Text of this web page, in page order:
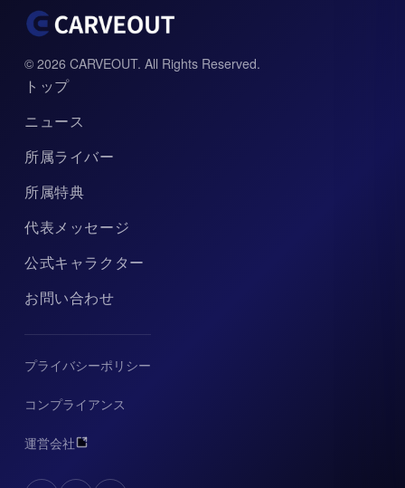
© 2026 CARVEOUT. All Rights Reserved.
トップ
ニュース
所属ライバー
所属特典
代表メッセージ
公式キャラクター
お問い合わせ
プライバシーポリシー
コンプライアンス
運営会社